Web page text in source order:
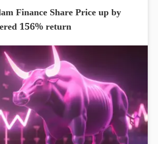
Finance Share Price up by
156% return